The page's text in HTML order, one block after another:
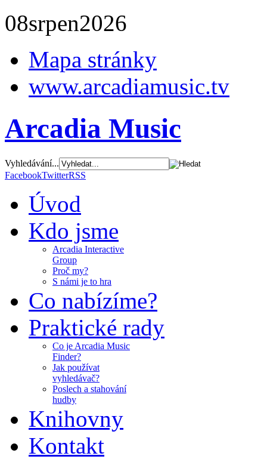
08srpen2026
Mapa stránky
www.arcadiamusic.tv
Arcadia Music
Vyhledávání...
FacebookTwitterRSS
Úvod
Kdo jsme
Arcadia Interactive
Group
Proč my?
S námi je to hra
Co nabízíme?
Praktické rady
Co je Arcadia Music
Finder?
Jak používat
vyhledávač?
Poslech a stahování
hudby
Knihovny
Kontakt